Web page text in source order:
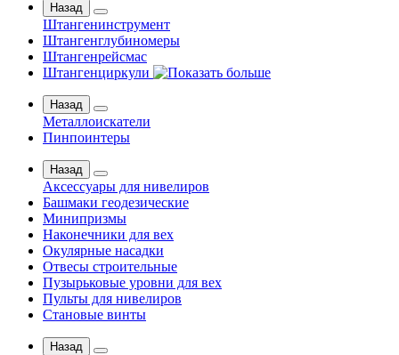
Назад
Штангенинструмент
Штангенглубиномеры
Штангенрейсмас
Штангенциркули
Назад
Металлоискатели
Пинпоинтеры
Назад
Аксессуары для нивелиров
Башмаки геодезические
Минипризмы
Наконечники для вех
Окулярные насадки
Отвесы строительные
Пузырьковые уровни для вех
Пульты для нивелиров
Становые винты
Назад